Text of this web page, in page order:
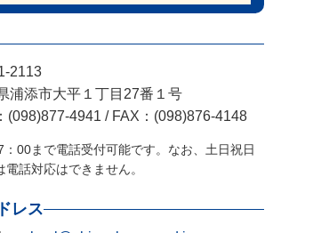
2113
浦添市大平１丁目27番１号
(098)877-4941 / FAX：(098)876-4148
00まで電話受付可能です。なお、土日祝日
電話対応はできません。
レス